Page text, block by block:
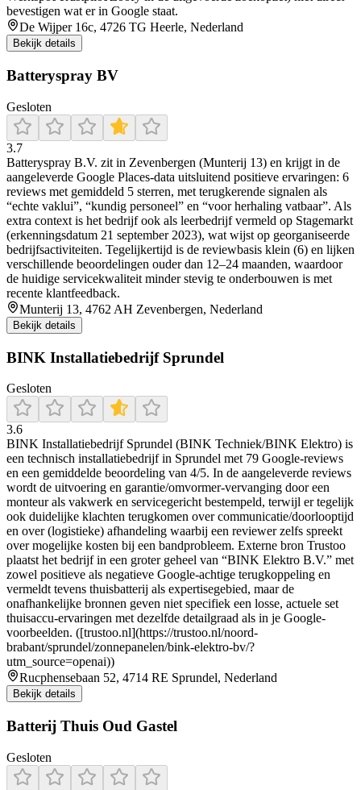
bevestigen wat er in Google staat.
De Wijper 16c, 4726 TG Heerle, Nederland
Bekijk details
Batteryspray BV
Gesloten
3.7
Batteryspray B.V. zit in Zevenbergen (Munterij 13) en krijgt in de
aangeleverde Google Places-data uitsluitend positieve ervaringen: 6
reviews met gemiddeld 5 sterren, met terugkerende signalen als
“echte vaklui”, “kundig personeel” en “voor herhaling vatbaar”. Als
extra context is het bedrijf ook als leerbedrijf vermeld op Stagemarkt
(erkenningsdatum 21 september 2023), wat wijst op georganiseerde
bedrijfsactiviteiten. Tegelijkertijd is de reviewbasis klein (6) en lijken
verschillende beoordelingen ouder dan 12–24 maanden, waardoor
de huidige servicekwaliteit minder stevig te onderbouwen is met
recente klantfeedback.
Munterij 13, 4762 AH Zevenbergen, Nederland
Bekijk details
BINK Installatiebedrijf Sprundel
Gesloten
3.6
BINK Installatiebedrijf Sprundel (BINK Techniek/BINK Elektro) is
een technisch installatiebedrijf in Sprundel met 79 Google-reviews
en een gemiddelde beoordeling van 4/5. In de aangeleverde reviews
wordt de uitvoering en garantie/omvormer-vervanging door een
monteur als vakwerk en servicegericht bestempeld, terwijl er tegelijk
ook duidelijke klachten terugkomen over communicatie/doorlooptijd
en over (logistieke) afhandeling waarbij een reviewer zelfs spreekt
over mogelijke kosten bij een bandprobleem. Externe bron Trustoo
plaatst het bedrijf in een groter geheel van “BINK Elektro B.V.” met
zowel positieve als negatieve Google-achtige terugkoppeling en
vermeldt tevens thuisbatterij als expertisegebied, maar de
onafhankelijke bronnen geven niet specifiek een losse, actuele set
thuisaccu-ervaringen met dezelfde detailgraad als in je Google-
voorbeelden. ([trustoo.nl](https://trustoo.nl/noord-
brabant/sprundel/zonnepanelen/bink-elektro-bv/?
utm_source=openai))
Rucphensebaan 52, 4714 RE Sprundel, Nederland
Bekijk details
Batterij Thuis Oud Gastel
Gesloten